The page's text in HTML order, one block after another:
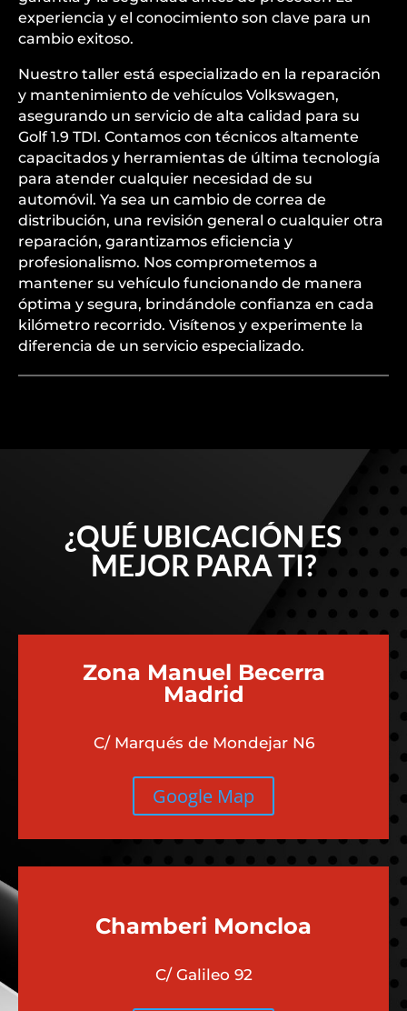
experiencia y el conocimiento son clave para un
cambio exitoso.
Nuestro taller está especializado en la reparación
y mantenimiento de vehículos Volkswagen,
asegurando un servicio de alta calidad para su
Golf 1.9 TDI. Contamos con técnicos altamente
capacitados y herramientas de última tecnología
para atender cualquier necesidad de su
automóvil. Ya sea un cambio de correa de
distribución, una revisión general o cualquier otra
reparación, garantizamos eficiencia y
profesionalismo. Nos comprometemos a
mantener su vehículo funcionando de manera
óptima y segura, brindándole confianza en cada
kilómetro recorrido. Visítenos y experimente la
diferencia de un servicio especializado.
¿QUÉ UBICACIÓN ES
MEJOR PARA TI?
Zona Manuel Becerra
Madrid
C/ Marqués de Mondejar N6
Google Map
Chamberi Moncloa
C/ Galileo 92